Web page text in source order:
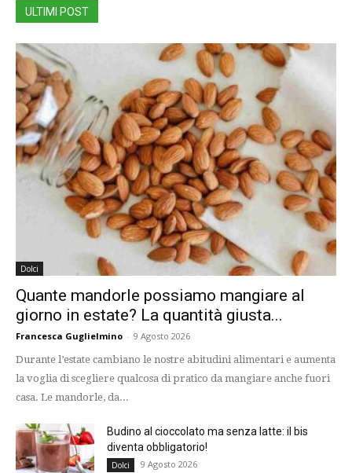
ULTIMI POST
Dolci
Quante mandorle possiamo mangiare al
giorno in estate? La quantità giusta...
Francesca Guglielmino - 9 Agosto 2026
Durante l’estate cambiano le nostre abitudini alimentari e aumenta
la voglia di scegliere qualcosa di pratico da mangiare anche fuori
casa. Le mandorle, da...
Budino al cioccolato ma senza latte: il bis
diventa obbligatorio!
Dolci 9 Agosto 2026